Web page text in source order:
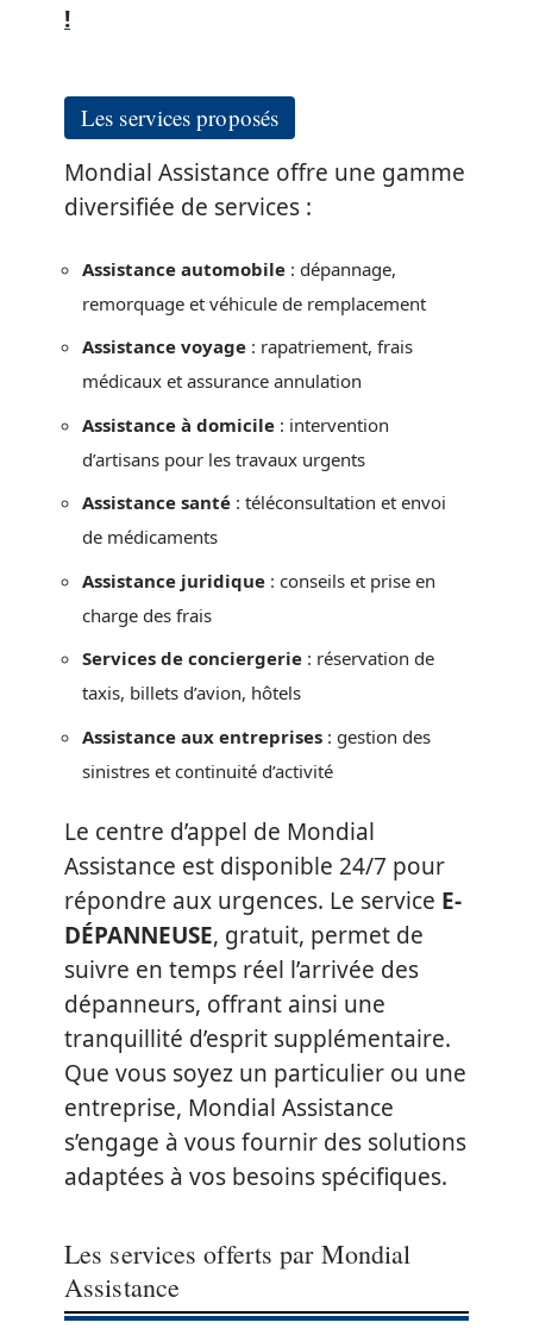
!
Les services proposés
Mondial Assistance offre une gamme
diversifiée de services :
Assistance automobile : dépannage,
remorquage et véhicule de remplacement
Assistance voyage : rapatriement, frais
médicaux et assurance annulation
Assistance à domicile : intervention
d’artisans pour les travaux urgents
Assistance santé : téléconsultation et envoi
de médicaments
Assistance juridique : conseils et prise en
charge des frais
Services de conciergerie : réservation de
taxis, billets d’avion, hôtels
Assistance aux entreprises : gestion des
sinistres et continuité d’activité
Le centre d’appel de Mondial
Assistance est disponible 24/7 pour
répondre aux urgences. Le service E-
DÉPANNEUSE, gratuit, permet de
suivre en temps réel l’arrivée des
dépanneurs, offrant ainsi une
tranquillité d’esprit supplémentaire.
Que vous soyez un particulier ou une
entreprise, Mondial Assistance
s’engage à vous fournir des solutions
adaptées à vos besoins spécifiques.
Les services offerts par Mondial
Assistance